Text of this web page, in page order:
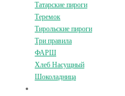
Татарские пироги
Теремок
Тирольские пироги
Три правила
ФАРШ
Хлеб Насущный
Шоколадница